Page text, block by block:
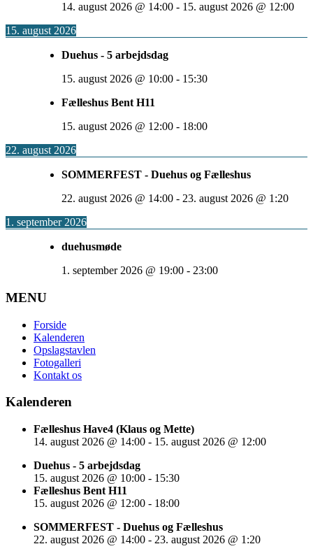
14. august 2026 @ 14:00 - 15. august 2026 @ 12:00
15. august 2026
Duehus - 5 arbejdsdag
15. august 2026 @ 10:00 - 15:30
Fælleshus Bent H11
15. august 2026 @ 12:00 - 18:00
22. august 2026
SOMMERFEST - Duehus og Fælleshus
22. august 2026 @ 14:00 - 23. august 2026 @ 1:20
1. september 2026
duehusmøde
1. september 2026 @ 19:00 - 23:00
MENU
Forside
Kalenderen
Opslagstavlen
Fotogalleri
Kontakt os
Kalenderen
Fælleshus Have4 (Klaus og Mette)
14. august 2026 @ 14:00 - 15. august 2026 @ 12:00
Duehus - 5 arbejdsdag
15. august 2026 @ 10:00 - 15:30
Fælleshus Bent H11
15. august 2026 @ 12:00 - 18:00
SOMMERFEST - Duehus og Fælleshus
22. august 2026 @ 14:00 - 23. august 2026 @ 1:20